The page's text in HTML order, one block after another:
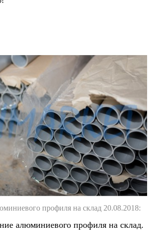
профиля на склад 20.08.2018:
алюминиевого профиля на склад.